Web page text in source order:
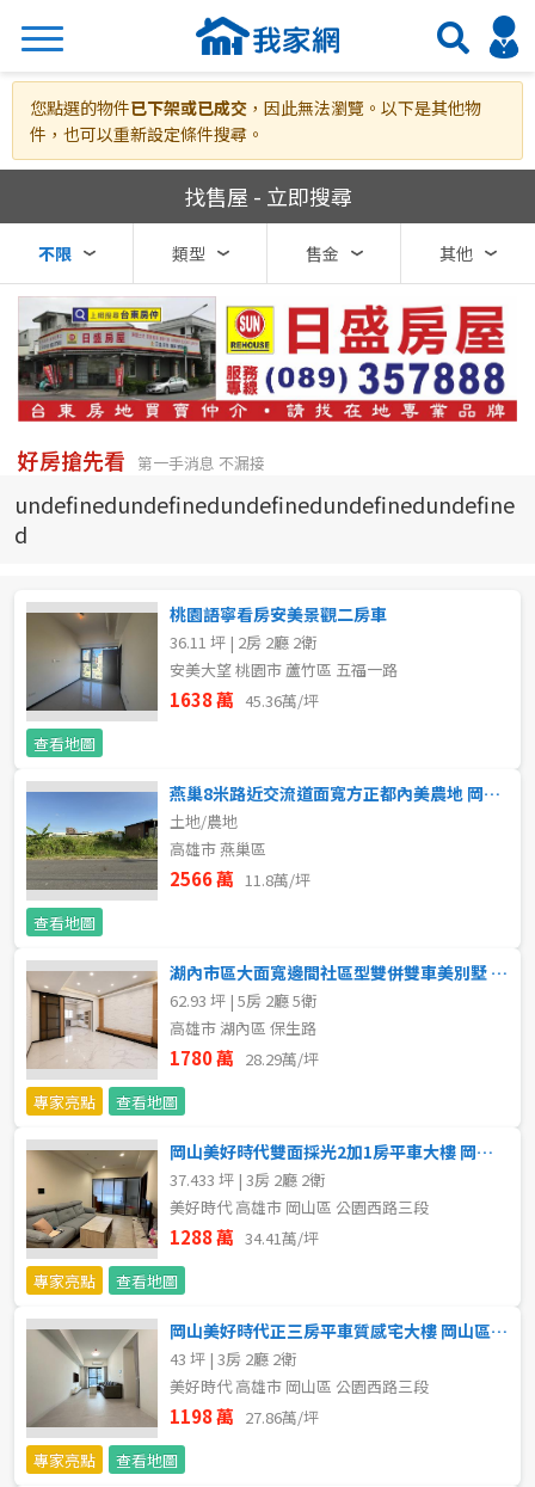
搜尋
縣市
不限
台北市
基隆市
宜蘭縣
桃園市
新竹市
苗栗縣
台中市
南投縣
雲林縣
嘉義市
嘉義縣
台南市
高雄市
屏東縣
台東縣
花蓮縣
區域
不限
類型(可複選)
不拘 公寓 電梯大樓
別墅
農舍 辦公
廠辦 倉庫 土地
坪數
不拘
20~30 坪
40~50 坪
60~70 坪 70~80 坪
80坪以上
~ 坪
樓層
不拘
您點選的物件已下架或已成交 ，因此無法瀏覽。以下是其他物
件，也可以重新設定條件搜尋。
我家網房屋買賣
找售屋 - 立即搜尋
不限 類型 售金 其他
好房搶先看 第一手消息 不漏接
undefinedundefinedundefinedundefinedundefine
d
桃園語寧看房安美景觀二房車
36.11 坪 | 2房 2廳 2衛
安美大望 桃園市 蘆竹區 五福一路
1638 萬 45.36萬/坪
查看地圖
燕巢8米路近交流道面寬方正都內美農地 岡山區買賣房
土地/農地
高雄市 燕巢區
2566 萬 11.8萬/坪
查看地圖
湖內市區大面寬邊間社區型雙併雙車美別墅 岡山區買賣房
62.93 坪 | 5房 2廳 5衛
高雄市 湖內區 保生路
1780 萬 28.29萬/坪
專家亮點
查看地圖
岡山美好時代雙面採光2加1房平車大樓 岡山區買賣房
37.433 坪 | 3房 2廳 2衛
美好時代 高雄市 岡山區 公園西路三段
1288 萬 34.41萬/坪
專家亮點
查看地圖
岡山美好時代正三房平車質感宅大樓 岡山區買賣房
43 坪 | 3房 2廳 2衛
美好時代 高雄市 岡山區 公園西路三段
1198 萬 27.86萬/坪
專家亮點
查看地圖